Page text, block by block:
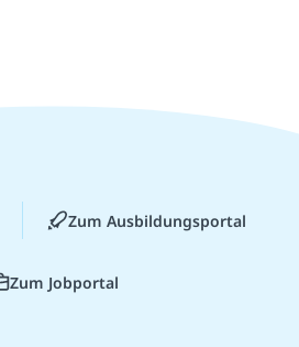
Zum Ausbildungsportal
Zum Jobportal